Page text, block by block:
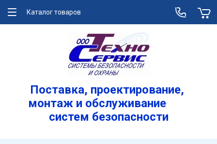
Реквизиты
Каталог товаров
Поставка, проектирование,
монтаж и обслуживание
систем безопасности